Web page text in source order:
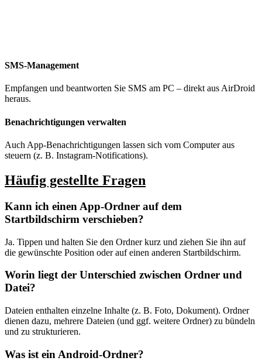
SMS‑Management
Empfangen und beantworten Sie SMS am PC – direkt aus AirDroid
heraus.
Benachrichtigungen verwalten
Auch App‑Benachrichtigungen lassen sich vom Computer aus
steuern (z. B. Instagram‑Notifications).
Häufig gestellte Fragen
Kann ich einen App‑Ordner auf dem
Startbildschirm verschieben?
Ja. Tippen und halten Sie den Ordner kurz und ziehen Sie ihn auf
die gewünschte Position oder auf einen anderen Startbildschirm.
Worin liegt der Unterschied zwischen Ordner und
Datei?
Dateien enthalten einzelne Inhalte (z. B. Foto, Dokument). Ordner
dienen dazu, mehrere Dateien (und ggf. weitere Ordner) zu bündeln
und zu strukturieren.
Was ist ein Android‑Ordner?